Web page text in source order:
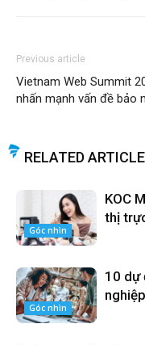
Previous article
Vietnam Web Summit
nhấn mạnh vấn đề bảo
RELATED
Góc nhìn
KOC
thị
Góc nhìn
10 dự